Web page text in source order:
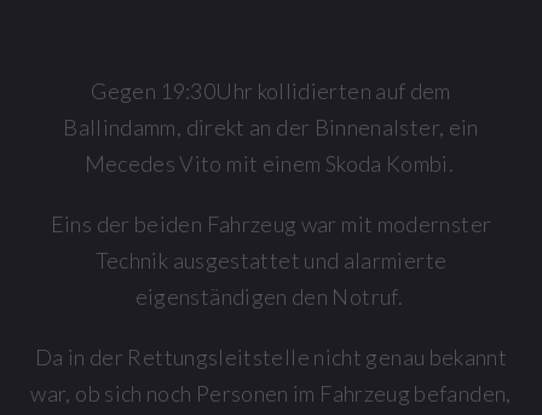
Gegen 19:30Uhr kollidierten auf dem
Ballindamm, direkt an der Binnenalster, ein
Mecedes Vito mit einem Skoda Kombi.
Eins der beiden Fahrzeug war mit modernster
Technik ausgestattet und alarmierte
eigenständigen den Notruf.
Da in der Rettungsleitstelle nicht genau bekannt
war, ob sich noch Personen im Fahrzeug befanden,